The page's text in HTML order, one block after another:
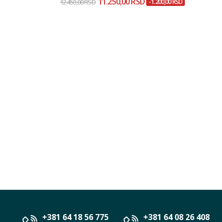
12.450,00 RSD -1.200,00 RSD
+381 64 18 56 775 +381 64 08 26 408